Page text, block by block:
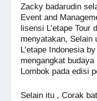
Zacky badarudin
Event and
lisensi L’etape Tour
menyatakan, Selain
L’etape Indonesia
mengangkat
Lombok pada edisi
Selain itu , Corak